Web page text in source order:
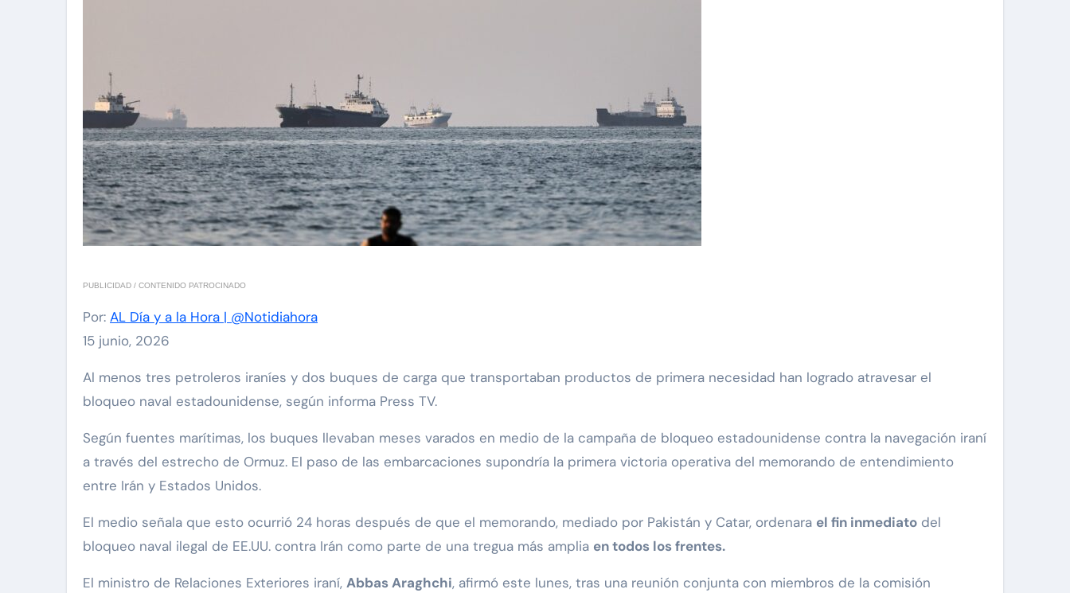
PUBLICIDAD / CONTENIDO PATROCINADO
Por: AL Día y a la Hora | @Notidiahora
15 junio, 2026
Al menos tres petroleros iraníes y dos buques de carga que transportaban productos de primera necesidad han logrado atravesar el
bloqueo naval estadounidense, según informa Press TV.
Según fuentes marítimas, los buques llevaban meses varados en medio de la campaña de bloqueo estadounidense contra la navegación iraní
a través del estrecho de Ormuz. El paso de las embarcaciones supondría la primera victoria operativa del memorando de entendimiento
entre Irán y Estados Unidos.
El medio señala que esto ocurrió 24 horas después de que el memorando, mediado por Pakistán y Catar, ordenara el fin inmediato del
bloqueo naval ilegal de EE.UU. contra Irán como parte de una tregua más amplia en todos los frentes.
El ministro de Relaciones Exteriores iraní, Abbas Araghchi, afirmó este lunes, tras una reunión conjunta con miembros de la comisión